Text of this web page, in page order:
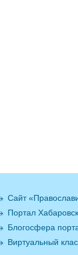
Сайт
Портал
Блогосфера
Виртуальный